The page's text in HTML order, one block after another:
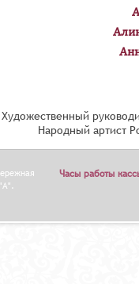
Художественный
Народный артист
Часы работы